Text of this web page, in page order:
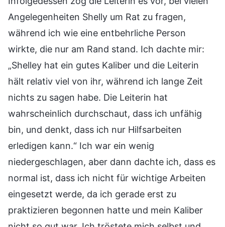
Angelegenheiten Shelly um Rat zu fragen,
während ich wie eine entbehrliche Person
wirkte, die nur am Rand stand. Ich dachte mir:
„Shelley hat ein gutes Kaliber und die Leiterin
hält relativ viel von ihr, während ich lange Zeit
nichts zu sagen habe. Die Leiterin hat
wahrscheinlich durchschaut, dass ich unfähig
bin, und denkt, dass ich nur Hilfsarbeiten
erledigen kann.“ Ich war ein wenig
niedergeschlagen, aber dann dachte ich, dass es
normal ist, dass ich nicht für wichtige Arbeiten
eingesetzt werde, da ich gerade erst zu
praktizieren begonnen hatte und mein Kaliber